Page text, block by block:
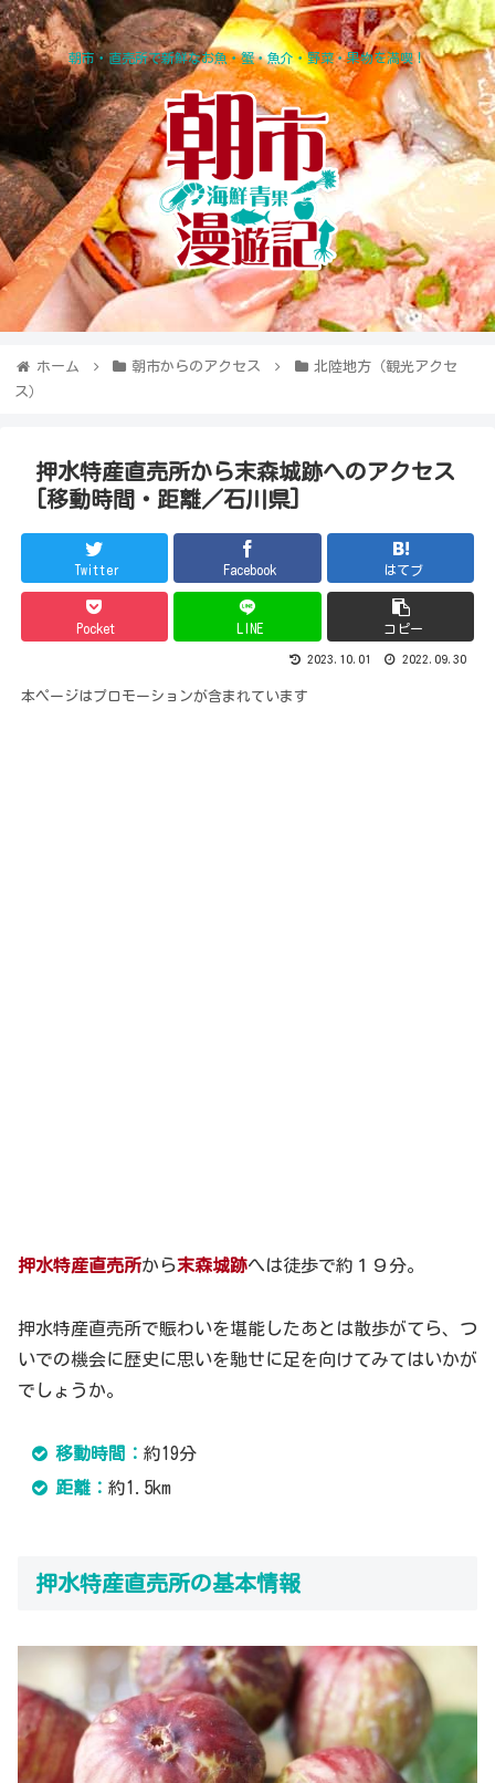
朝市・直売所で新鮮なお魚・蟹・魚介・野菜・果物を満喫！
ホーム 朝市からのアクセス
北陸地方（観光アクセ
ス）
押水特産直売所から末森城跡へのアクセス
[移動時間・距離／石川県]
Twitter Facebook はてブ
Pocket LINE コピー
2023.10.01 2022.09.30
本ページはプロモーションが含まれています
押水特産直売所から末森城跡へは徒歩で約１９分。
押水特産直売所で賑わいを堪能したあとは散歩がてら、つ
いでの機会に歴史に思いを馳せに足を向けてみてはいかが
でしょうか。
移動時間： 約19分
距離： 約1.5km
押水特産直売所の基本情報